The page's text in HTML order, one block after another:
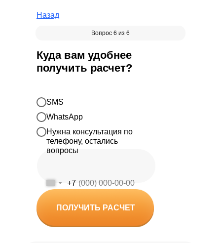
Вопрос 6 из 6
Куда вам удобнее
получить расчет?
SMS
WhatsApp
Нужна консультация по
телефону, остались
вопросы
+7
ПОЛУЧИТЬ РАСЧЕТ
Назад